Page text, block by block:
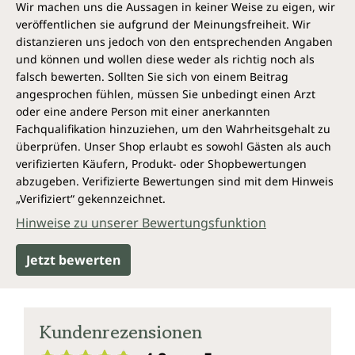
am besten verarbeiten kann. Sie unterstützen den
Stoffwechsel und das Immunsystem. Bei
andauernder Müdigkeit und Schlaffheit kann Vitamin
B12 helfen, wieder mehr Energie zu spüren und
leistungsfähig zu sein. Denn es ist daran beteiligt,
Nahrung in Energie umzuwandeln.
Eine der wichtigsten Rollen von Vitamin B12 ist die
Produktion roter Blutkörperchen. Diese sind
entscheidend, um Sauerstoff im ganzen Körper zu
transportieren. Vitamin B12 liefert sozusagen den
Bauplan für diese wichtigen Sauerstofflieferanten.
Darüber hilft Vitamin B12, das Nervensystem - das
interne Kommunikationssystem des Körpers -
reibungslos funktionieren zu lassen. Es unterstützt
die Bildung der Myelinscheide, einer Art Isolierung
Gehirn und dem Rest des Körpers übertragen
Wir machen uns die Aussagen in keiner Weise zu eigen, wir
veröffentlichen sie aufgrund der Meinungsfreiheit. Wir
distanzieren uns jedoch von den entsprechenden Angaben
und können und wollen diese weder als richtig noch als
falsch bewerten. Sollten Sie sich von einem Beitrag
angesprochen fühlen, müssen Sie unbedingt einen Arzt
oder eine andere Person mit einer anerkannten
Fachqualifikation hinzuziehen, um den Wahrheitsgehalt zu
überprüfen. Unser Shop erlaubt es sowohl Gästen als auch
verifizierten Käufern, Produkt- oder Shopbewertungen
abzugeben. Verifizierte Bewertungen sind mit dem Hinweis
„Verifiziert“ gekennzeichnet.
Hinweise zu unserer Bewertungsfunktion
Jetzt bewerten
Kundenrezensionen